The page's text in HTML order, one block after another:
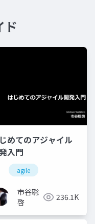
ド
めてのアジャイル
入門
agile
市谷聡
啓
236.1K